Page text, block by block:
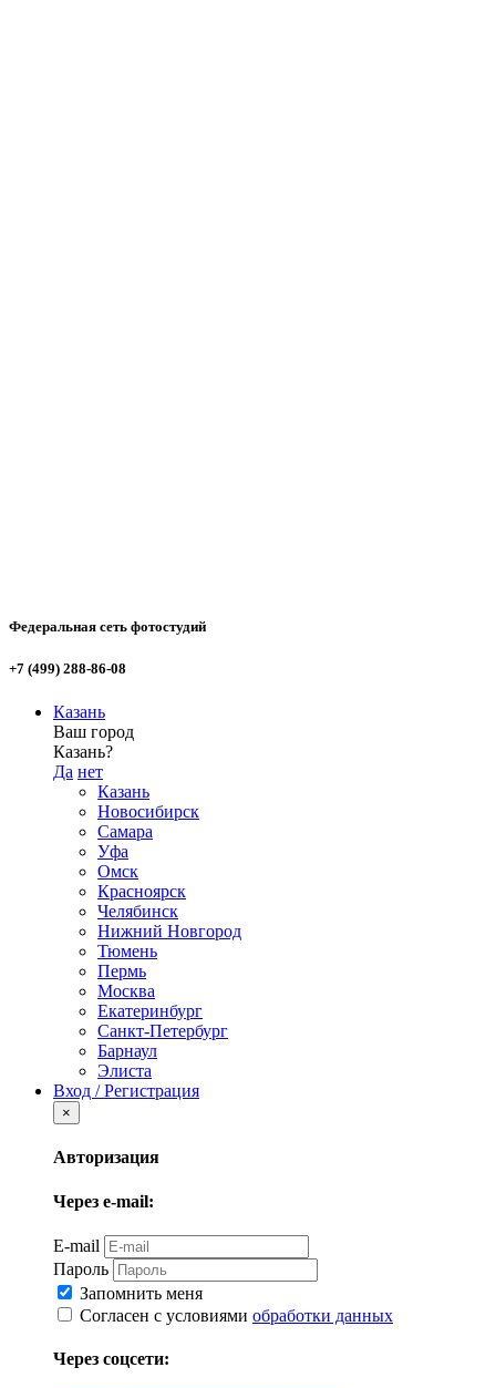
Федеральная сеть фотостудий
+7 (499) 288-86-08
Казань
Ваш город
Казань?
Да нет
Казань
Новосибирск
Самара
Уфа
Омск
Красноярск
Челябинск
Нижний Новгород
Тюмень
Пермь
Москва
Екатеринбург
Санкт-Петербург
Барнаул
Элиста
Вход / Регистрация
×
Авторизация
Через e-mail:
E-mail
Пароль
Запомнить меня
Согласен с условиями обработки данных
Через соцсети: